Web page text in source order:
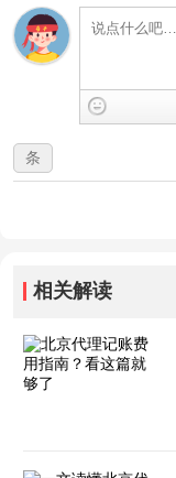
条
相关解读